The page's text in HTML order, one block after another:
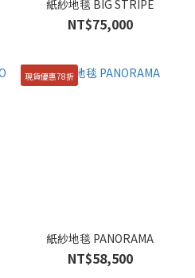
紙紗地毯 BIG STRIPE
NT$75,000
現貨優惠78折
紙紗地毯 PANORAMA
NT$58,500